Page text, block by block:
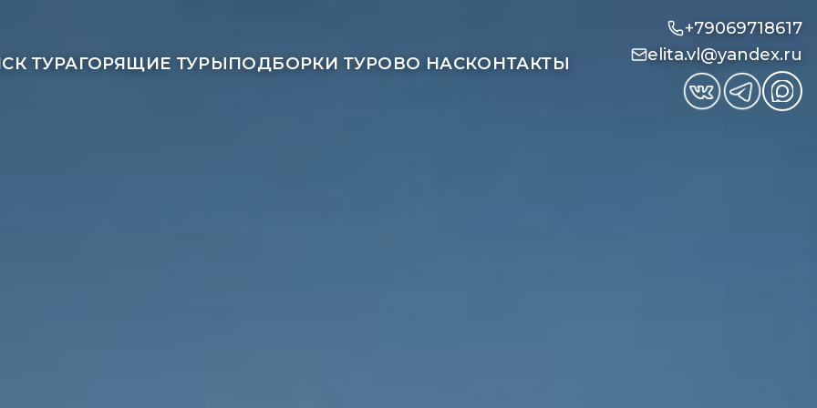
ТУРАГОРЯЩИЕ ТУРЫПОДБОРКИ ТУРОВО НАСКОНТАКТЫ
+79069718617
elita.vl@yandex.ru